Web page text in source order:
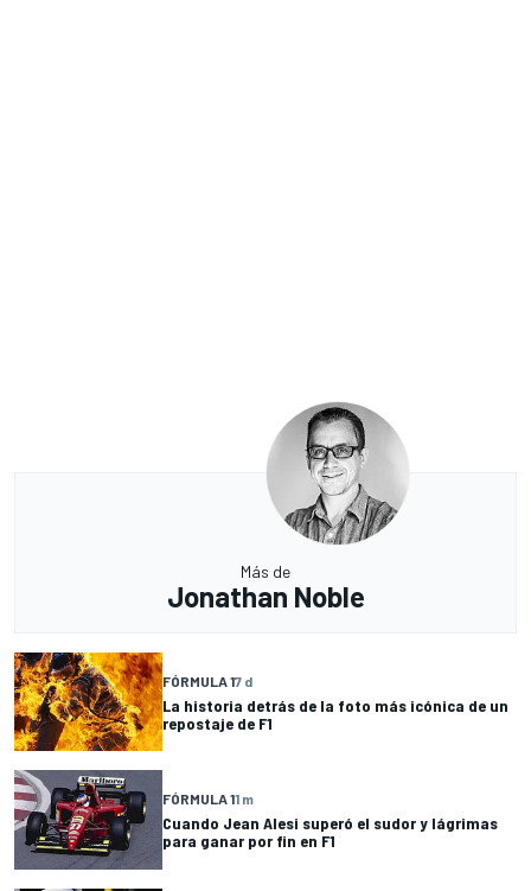
Más de
Jonathan Noble
FÓRMULA 17 d
La historia detrás de la foto más icónica de un
repostaje de F1
FÓRMULA 11 m
Cuando Jean Alesi superó el sudor y lágrimas
para ganar por fin en F1